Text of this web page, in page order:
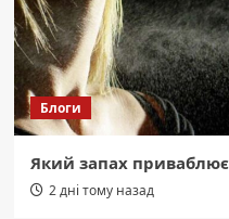
Блоги
Який запах приваблює
2 дні тому назад